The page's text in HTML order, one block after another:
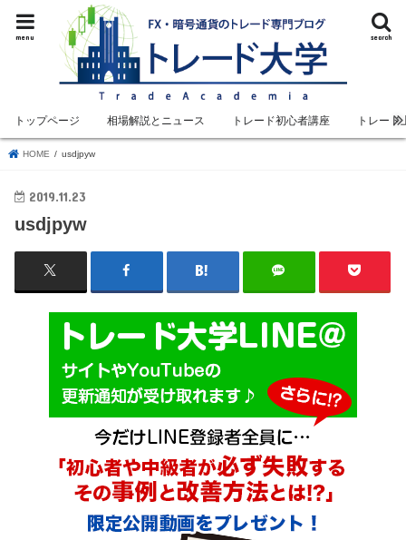
search
menu
トップページ 相場解説とニュース トレード初心者講座 トレード
HOME usdjpyw
2019.11.23
usdjpyw